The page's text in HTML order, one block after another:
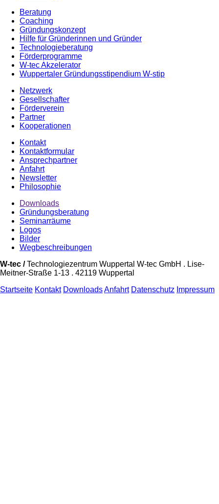
Beratung
Coaching
Gründungskonzept
Hilfe für Gründerinnen und Gründer
Technologieberatung
Förderprogramme
W-tec Akzelerator
Wuppertaler Gründungsstipendium W-stip
Netzwerk
Gesellschafter
Förderverein
Partner
Kooperationen
Kontakt
Kontaktformular
Ansprechpartner
Anfahrt
Newsletter
Philosophie
Downloads
Gründungsberatung
Seminarräume
Logos
Bilder
Wegbeschreibungen
W-tec /Technologiezentrum Wuppertal W-tec GmbH . Lise-
Meitner-Straße 1-13 . 42119 Wuppertal
Startseite Kontakt DownloadsAnfahrt Datenschutz Impressum